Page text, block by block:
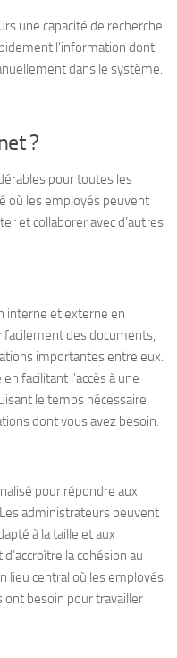
une capacité de recherche
l’information dont
dans le système.
?
pour toutes les
où les employés peuvent
et collaborer avec d’autres
interne et externe en
des documents,
importantes entre eux.
facilitant l’accès à une
le temps nécessaire
dont vous avez besoin.
pour répondre aux
administrateurs peuvent
à la taille et aux
la cohésion au
lieu central où les employés
besoin pour travailler